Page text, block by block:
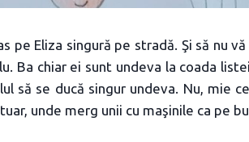
pe Eliza singură pe stradă. Şi să nu
Ba chiar ei sunt undeva la coada
să se ducă singur undeva. Nu, mie
unde merg unii cu maşinile ca pe